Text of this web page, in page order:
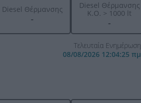
Diesel Θέρμανσης
-
Diesel Θέρμανσης
K.O. > 1000 lt
-
Τελευταία Ενημέρωση
08/08/2026 12:04:25 πμ